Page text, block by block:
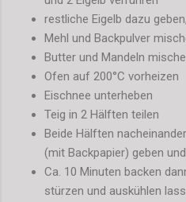
restliche Eigelb dazu
Mehl und Backpulver
Butter und Mandeln
Ofen auf 200°C vorheizen
Eischnee unterheben
Teig in 2 Hälften teilen
Beide Hälften
(mit Backpapier) geben
Ca. 10 Minuten backen
stürzen und auskühlen